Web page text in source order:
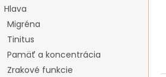
Hlava
Migréna
Tinitus
Pamäť a koncentrácia
Zrakové funkcie